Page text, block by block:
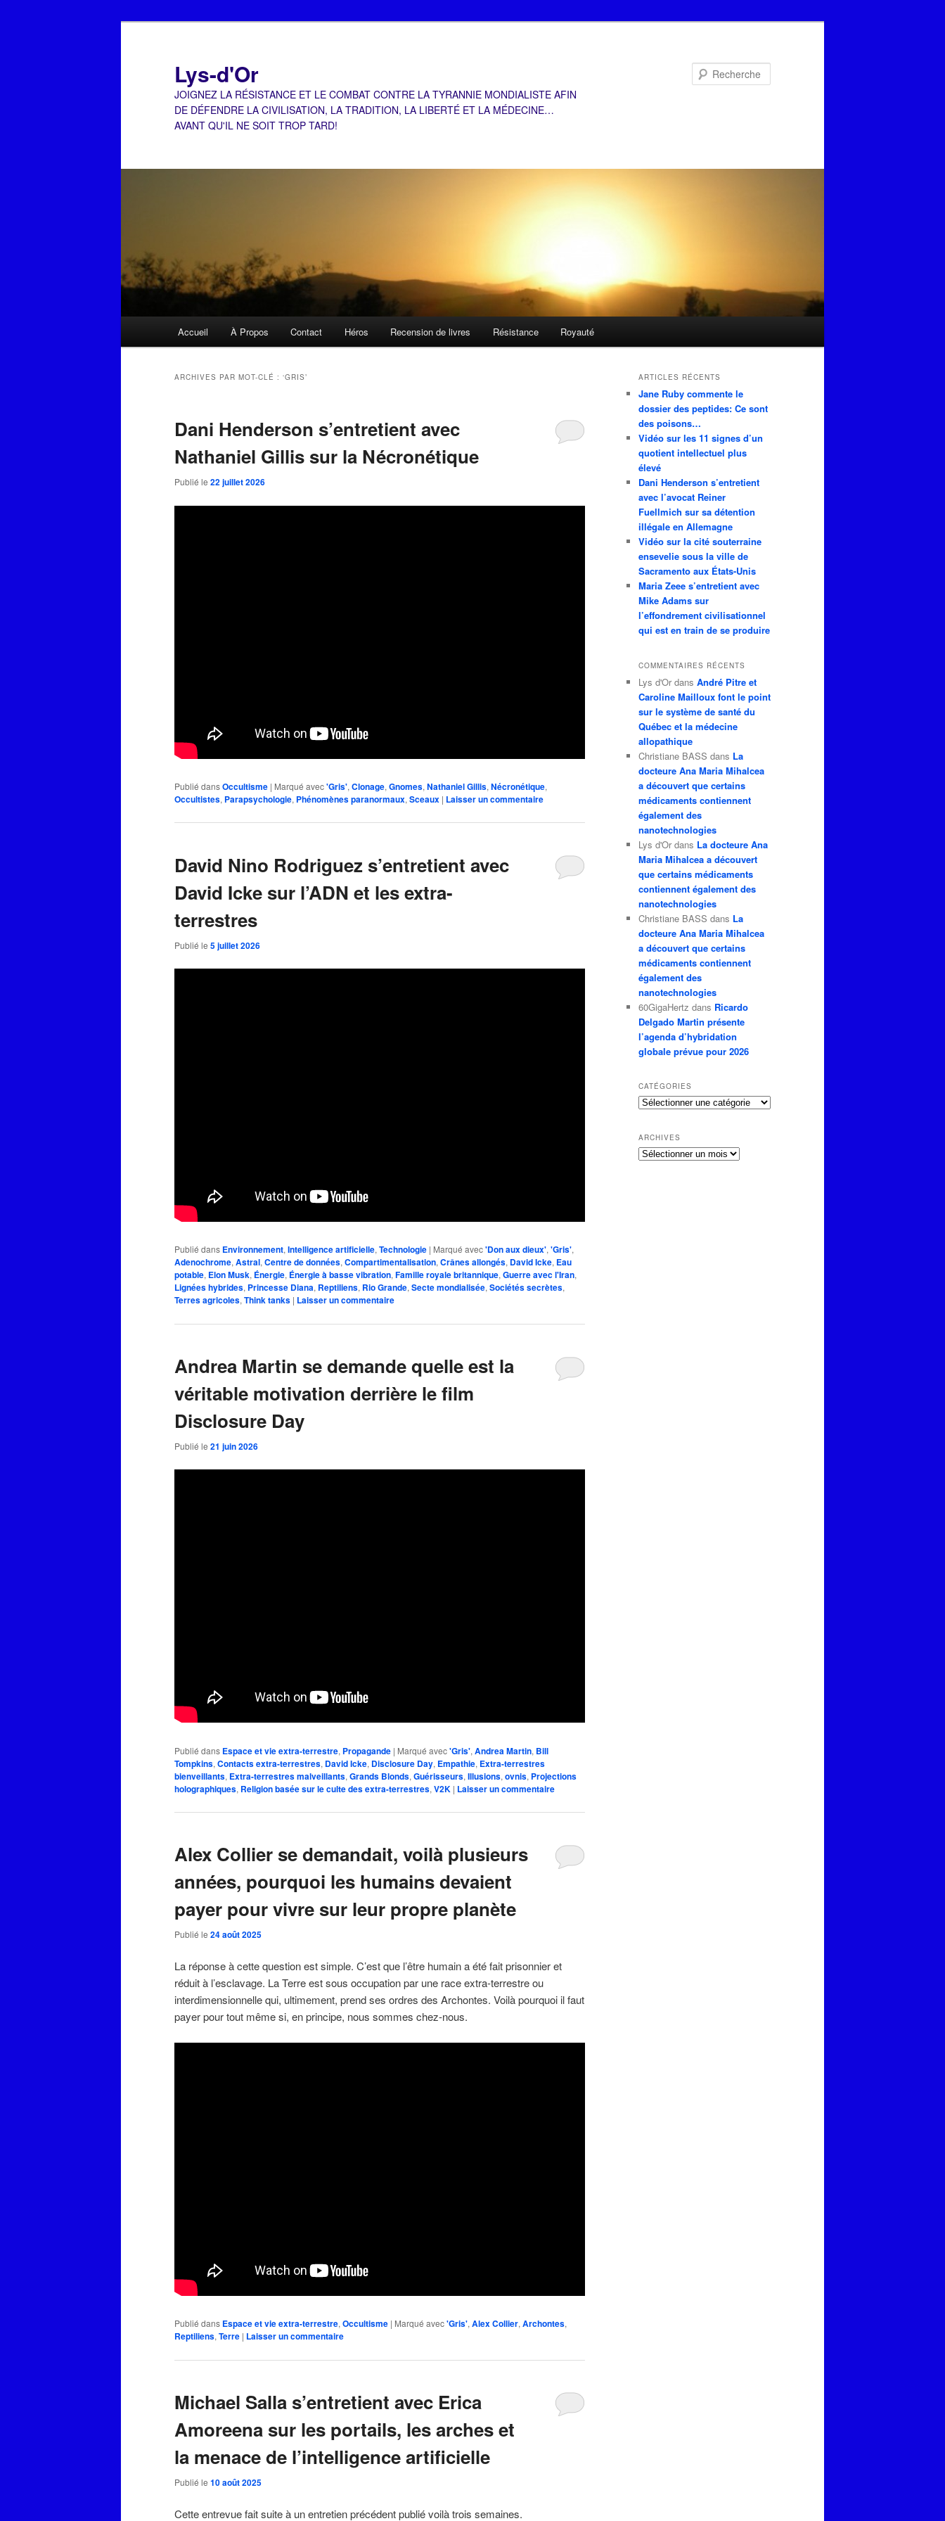
Lys-d'Or
JOIGNEZ LA RÉSISTANCE ET LE COMBAT CONTRE LA TYRANNIE MONDIALISTE AFIN
DE DÉFENDRE LA CIVILISATION, LA TRADITION, LA LIBERTÉ ET LA MÉDECINE…
AVANT QU'IL NE SOIT TROP TARD!
Accueil À Propos Contact Héros Recension de livres Résistance Royauté
ARCHIVES PAR MOT-CLÉ : ‘GRIS’
Dani Henderson s’entretient avec
Nathaniel Gillis sur la Nécronétique
Publié le 22 juillet 2026
Publié dansOccultisme | Marqué avec'Gris', Clonage, Gnomes, Nathaniel Gillis, Nécronétique,
Occultistes, Parapsychologie, Phénomènes paranormaux, Sceaux | Laisser un commentaire
David Nino Rodriguez s’entretient avec
David Icke sur l’ADN et les extra-
terrestres
Publié le 5 juillet 2026
Publié dans Environnement, Intelligence artificielle, Technologie | Marqué avec'Don aux dieux', 'Gris',
Adenochrome, Astral, Centre de données, Compartimentalisation, Crânes allongés, David Icke, Eau
potable, Elon Musk, Énergie, Énergie à basse vibration, Famille royale britannique, Guerre avec l'Iran,
Lignées hybrides, Princesse Diana, Reptiliens, Rio Grande, Secte mondialisée, Sociétés secrètes,
Terres agricoles, Think tanks | Laisser un commentaire
Andrea Martin se demande quelle est la
véritable motivation derrière le film
Disclosure Day
Publié le 21 juin 2026
Publié dans Espace et vie extra-terrestre, Propagande | Marqué avec'Gris', Andrea Martin, Bill
Tompkins, Contacts extra-terrestres, David Icke, Disclosure Day, Empathie, Extra-terrestres
bienveillants, Extra-terrestres malveillants, Grands Blonds, Guérisseurs, Illusions, ovnis, Projections
holographiques, Religion basée sur le culte des extra-terrestres, V2K | Laisser un commentaire
Alex Collier se demandait, voilà plusieurs
années, pourquoi les humains devaient
payer pour vivre sur leur propre planète
Publié le 24 août 2025
La réponse à cette question est simple. C’est que l’être humain a été fait prisonnier et
réduit à l’esclavage. La Terre est sous occupation par une race extra-terrestre ou
interdimensionnelle qui, ultimement, prend ses ordres des Archontes. Voilà pourquoi il faut
payer pour tout même si, en principe, nous sommes chez-nous.
Publié dans Espace et vie extra-terrestre, Occultisme | Marqué avec'Gris', Alex Collier, Archontes,
Reptiliens, Terre | Laisser un commentaire
Michael Salla s’entretient avec Erica
Amoreena sur les portails, les arches et
la menace de l’intelligence artificielle
Publié le 10 août 2025
Cette entrevue fait suite à un entretien précédent publié voilà trois semaines.
ARTICLES RÉCENTS
Jane Ruby commente le
dossier des peptides: Ce sont
des poisons…
Vidéo sur les 11 signes d’un
quotient intellectuel plus
élevé
Dani Henderson s’entretient
avec l’avocat Reiner
Fuellmich sur sa détention
illégale en Allemagne
Vidéo sur la cité souterraine
ensevelie sous la ville de
Sacramento aux États-Unis
Maria Zeee s’entretient avec
Mike Adams sur
l’effondrement civilisationnel
qui est en train de se produire
COMMENTAIRES RÉCENTS
Lys d'Or dans André Pitre et
Caroline Mailloux font le point
sur le système de santé du
Québec et la médecine
allopathique
Christiane BASS dans La
docteure Ana Maria Mihalcea
a découvert que certains
médicaments contiennent
également des
nanotechnologies
Lys d'Or dans La docteure Ana
Maria Mihalcea a découvert
que certains médicaments
contiennent également des
nanotechnologies
Christiane BASS dans La
docteure Ana Maria Mihalcea
a découvert que certains
médicaments contiennent
également des
nanotechnologies
60GigaHertz dans Ricardo
Delgado Martin présente
l’agenda d’hybridation
globale prévue pour 2026
CATÉGORIES
Catégories
ARCHIVES
Archives